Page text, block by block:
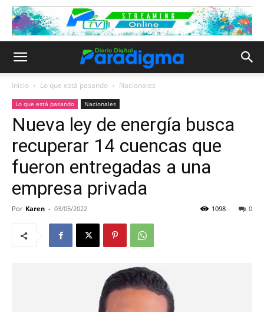
Inicio Lo que está pasando Nacionales
Lo que está pasando Nacionales
Nueva ley de energía busca
recuperar 14 cuencas que
fueron entregadas a una
empresa privada
Por Karen - 03/05/2022 0
1098